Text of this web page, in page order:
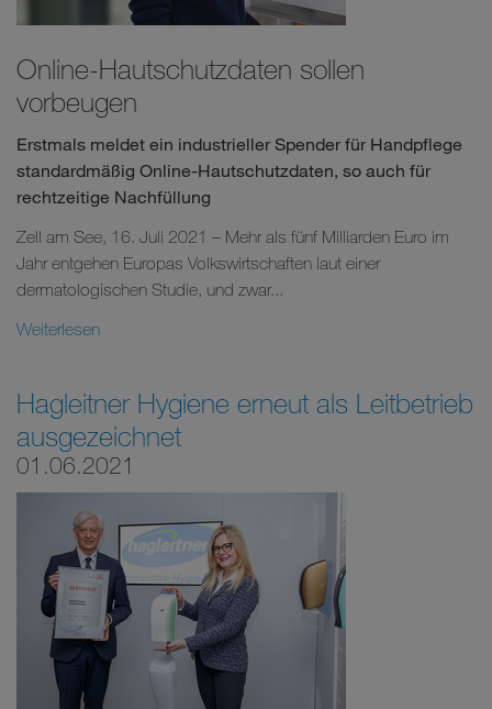
Online-Hautschutzdaten sollen
vorbeugen
Erstmals meldet ein industrieller Spender für Handpflege
standardmäßig Online-Hautschutzdaten, so auch für
rechtzeitige Nachfüllung
Zell am See, 16. Juli 2021 – Mehr als fünf Milliarden Euro im
Jahr entgehen Europas Volkswirtschaften laut einer
dermatologischen Studie, und zwar...
Weiterlesen
Hagleitner Hygiene erneut als Leitbetrieb
ausgezeichnet
01.06.2021